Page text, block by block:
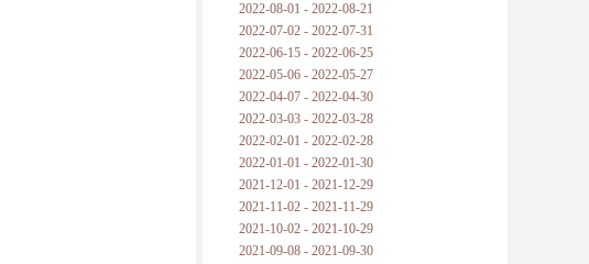
2022-08-01 - 2022-08-21
2022-07-02 - 2022-07-31
2022-06-15 - 2022-06-25
2022-05-06 - 2022-05-27
2022-04-07 - 2022-04-30
2022-03-03 - 2022-03-28
2022-02-01 - 2022-02-28
2022-01-01 - 2022-01-30
2021-12-01 - 2021-12-29
2021-11-02 - 2021-11-29
2021-10-02 - 2021-10-29
2021-09-08 - 2021-09-30